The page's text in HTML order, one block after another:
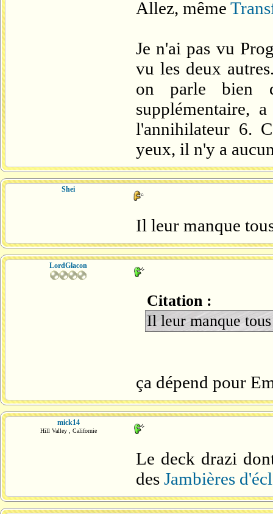
Allez, même
Je n'ai pas vu
vu les deux
on parle bien
supplémentaire,
l'annihilateur 6.
yeux, il n'y a
Shei
Il leur manque
LordGlacon
Citation :
Il leur manque
ça dépend pour
mick14
Hill Valley , Californie
Le deck drazi
des Jambières